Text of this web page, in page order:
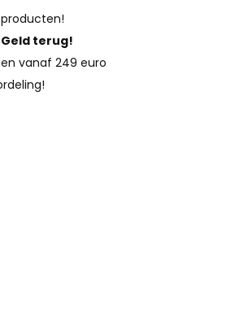
producten!
Geld terug!
vanaf 249 euro